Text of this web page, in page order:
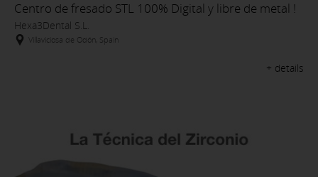
Centro de fresado STL 100% Digital y libre de metal !
Hexa3Dental S.L.
Villaviciosa de Odón, Spain
+ details